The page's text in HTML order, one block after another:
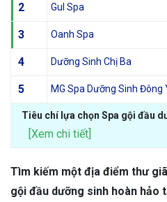
2 Gul Spa
3 Oanh Spa
4 Dưỡng Sinh Chị Ba
5 MG Spa Dưỡng Sinh Đông
Tiêu chí lựa chọn Spa gội đầu
[Xem chi tiết]
Tìm kiếm một địa điểm thư
gội đầu dưỡng sinh hoàn hảo